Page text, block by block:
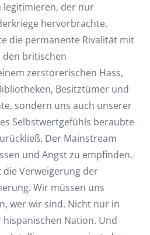
legitimieren, der nur
hervorbrachte.
die permanente Rivalität mit
den britischen
zerstörerischen Hass,
Besitztümer und
sondern uns auch unserer
Selbstwertgefühls beraubte
Der Mainstream
und Angst zu empfinden.
die Verweigerung der
Wir müssen uns
wer wir sind. Nicht nur in
Nation. Und